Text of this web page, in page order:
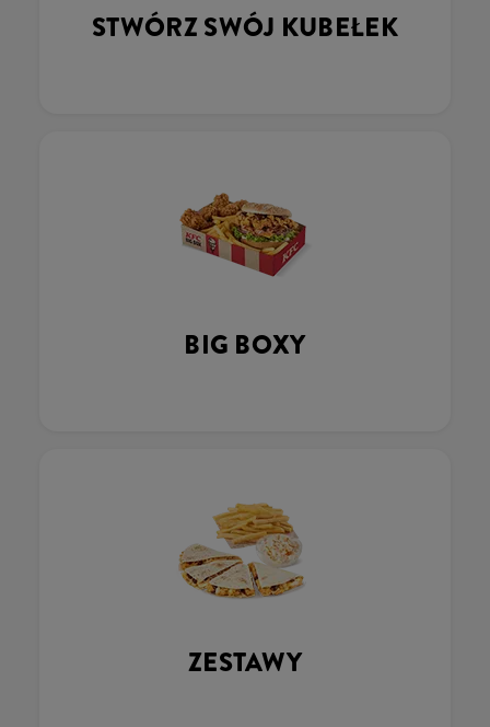
STWÓRZ SWÓJ KUBEŁEK
BIG BOXY
ZESTAWY